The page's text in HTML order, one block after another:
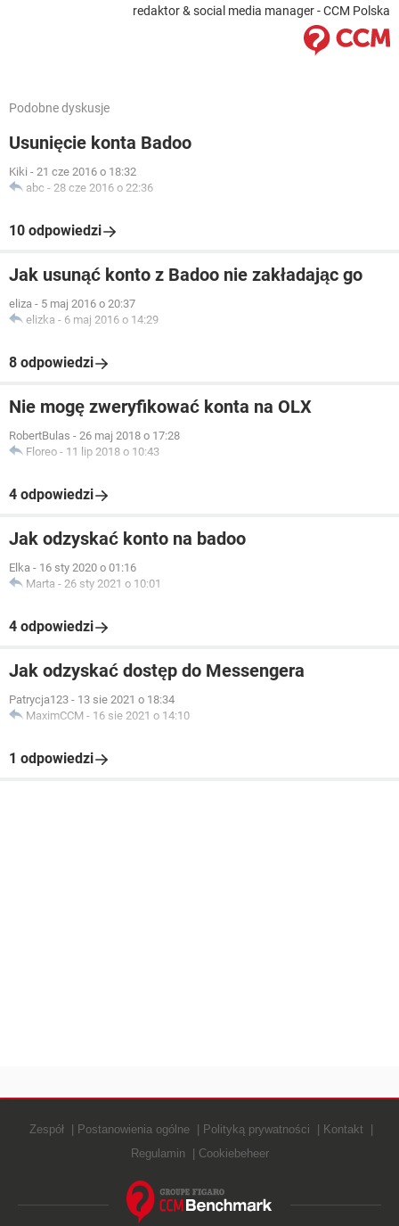
redaktor & social media manager - CCM Polska
Podobne dyskusje
Usunięcie konta Badoo
Kiki - 21 cze 2016 o 18:32
abc - 28 cze 2016 o 22:36
10 odpowiedzi
Jak usunąć konto z Badoo nie zakładając go
eliza - 5 maj 2016 o 20:37
elizka - 6 maj 2016 o 14:29
8 odpowiedzi
Nie mogę zweryfikować konta na OLX
RobertBulas - 26 maj 2018 o 17:28
Floreo - 11 lip 2018 o 10:43
4 odpowiedzi
Jak odzyskać konto na badoo
Elka - 16 sty 2020 o 01:16
Marta - 26 sty 2021 o 10:01
4 odpowiedzi
Jak odzyskać dostęp do Messengera
Patrycja123 - 13 sie 2021 o 18:34
MaximCCM - 16 sie 2021 o 14:10
1 odpowiedzi
Zespół Postanowienia ogólne Polityką prywatności
Kontakt
Regulamin
Cookiebeheer